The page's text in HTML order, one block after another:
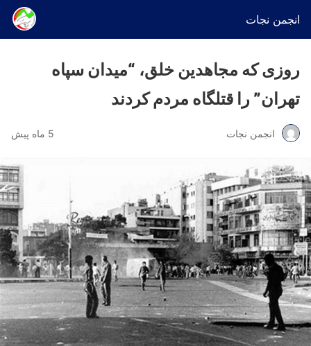
انجمن نجات
روزی که مجاهدین خلق، “میدان سپاه
تهران” را قتلگاه مردم کردند
انجمن نجات 5 ماه پیش